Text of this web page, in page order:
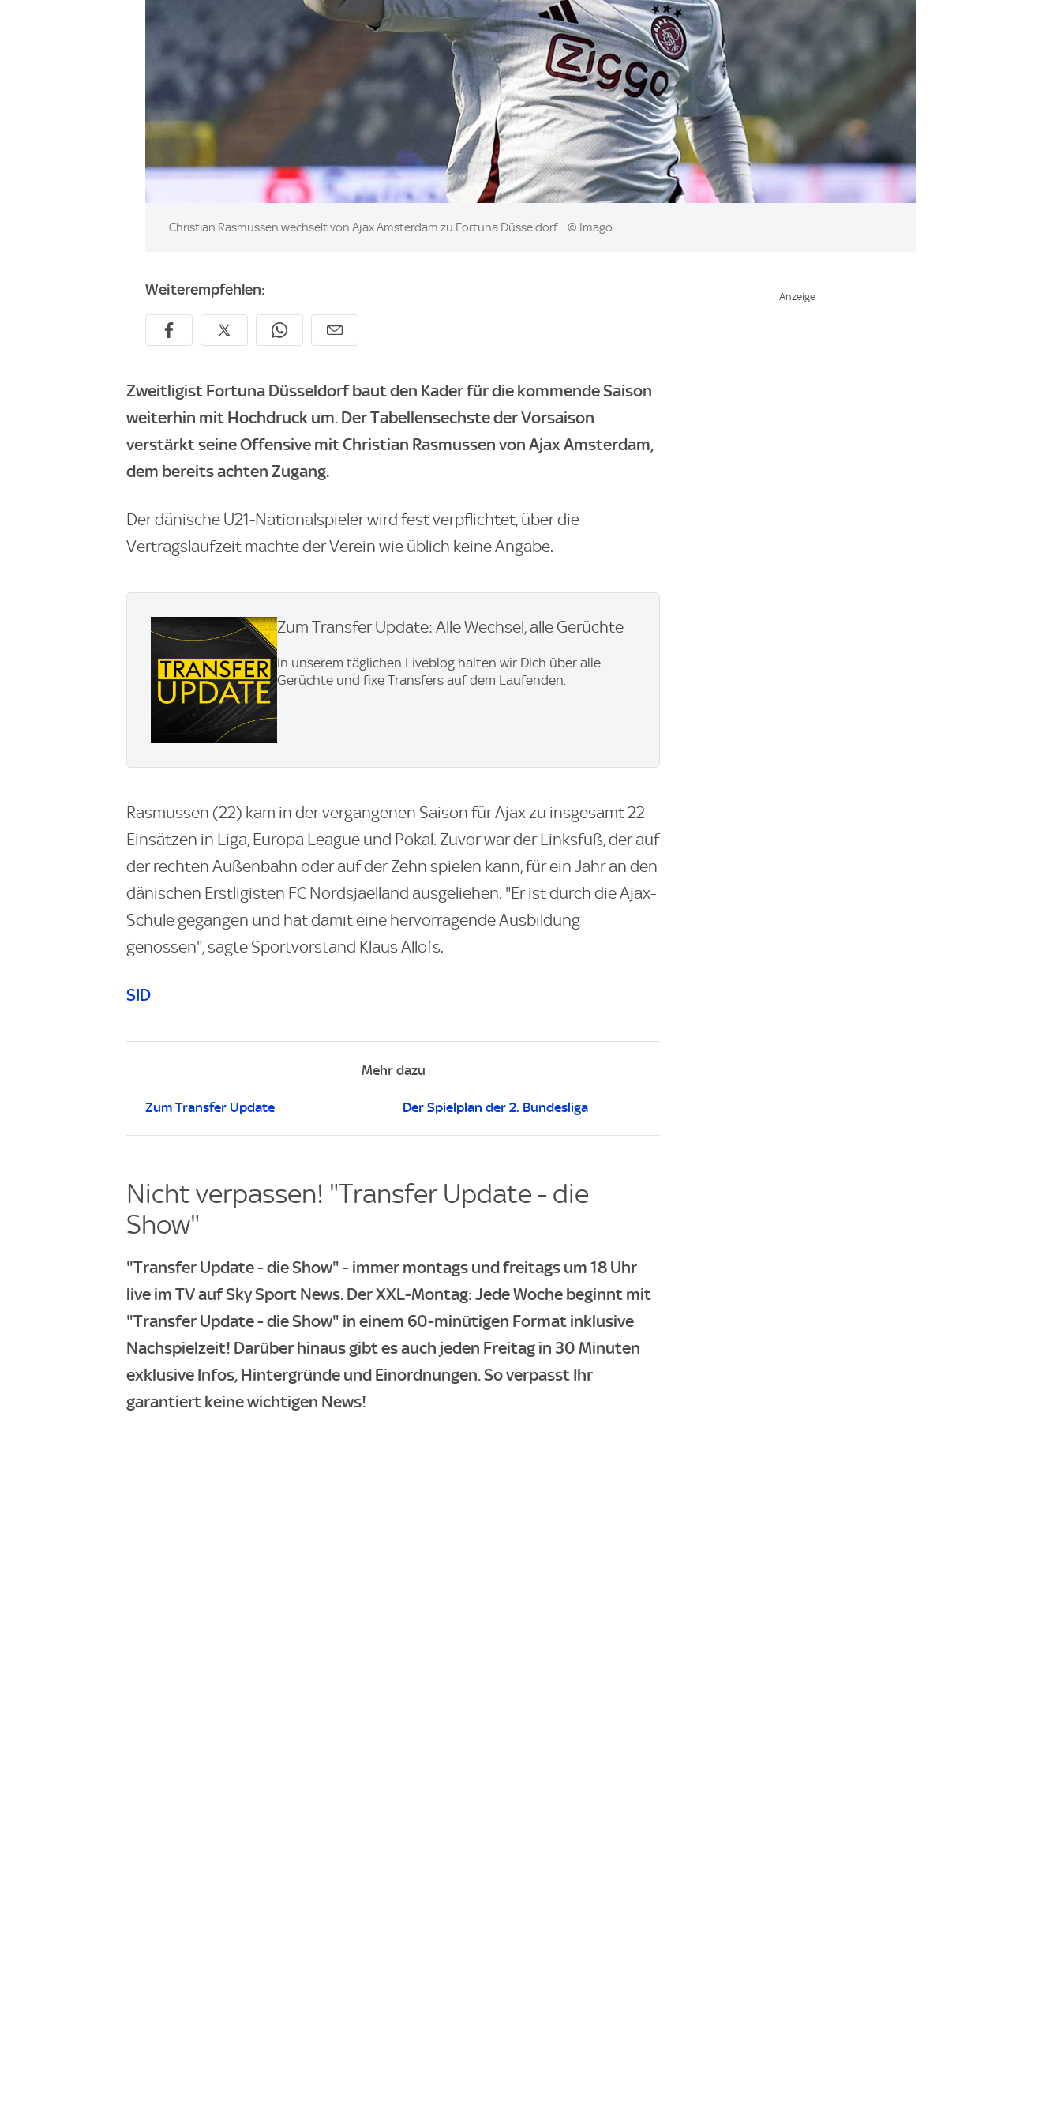
Image:
Christian Rasmussen wechselt von Ajax Amsterdam zu Fortuna Düsseldorf. © Imago
Weiterempfehlen:
Zweitligist Fortuna Düsseldorf baut den Kader für die kommende Saison
weiterhin mit Hochdruck um. Der Tabellensechste der Vorsaison
verstärkt seine Offensive mit Christian Rasmussen von Ajax Amsterdam,
dem bereits achten Zugang.
Der dänische U21-Nationalspieler wird fest verpflichtet, über die
Vertragslaufzeit machte der Verein wie üblich keine Angabe.
Zum Transfer Update: Alle Wechsel, alle Gerüchte
In unserem täglichen Liveblog halten wir Dich über alle
Gerüchte und fixe Transfers auf dem Laufenden.
Rasmussen (22) kam in der vergangenen Saison für Ajax zu insgesamt 22
Einsätzen in Liga, Europa League und Pokal. Zuvor war der Linksfuß, der auf
der rechten Außenbahn oder auf der Zehn spielen kann, für ein Jahr an den
dänischen Erstligisten FC Nordsjaelland ausgeliehen. "Er ist durch die Ajax-
Schule gegangen und hat damit eine hervorragende Ausbildung
genossen", sagte Sportvorstand Klaus Allofs.
SID
Mehr dazu
Zum Transfer Update Der Spielplan der 2. Bundesliga
Nicht verpassen! "Transfer Update - die
Show"
"Transfer Update - die Show" - immer montags und freitags um 18 Uhr
live im TV auf Sky Sport News. Der XXL-Montag: Jede Woche beginnt mit
"Transfer Update - die Show" in einem 60-minütigen Format inklusive
Nachspielzeit! Darüber hinaus gibt es auch jeden Freitag in 30 Minuten
exklusive Infos, Hintergründe und Einordnungen. So verpasst Ihr
garantiert keine wichtigen News!